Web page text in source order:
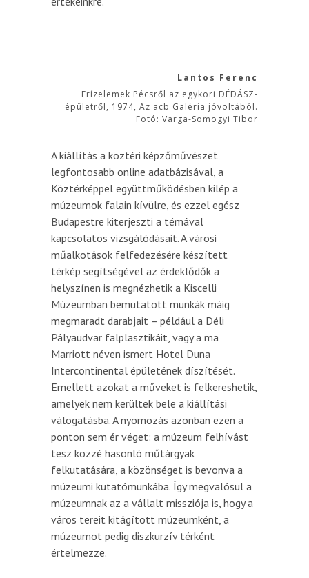
Lantos Ferenc
Frízelemek Pécsről az egykori DÉDÁSZ-
épületről, 1974, Az acb Galéria jóvoltából.
Fotó: Varga-Somogyi Tibor
A kiállítás a köztéri képzőművészet
legfontosabb online adatbázisával, a
Köztérképpel együttműködésben kilép a
múzeumok falain kívülre, és ezzel egész
Budapestre kiterjeszti a témával
kapcsolatos vizsgálódásait. A városi
műalkotások felfedezésére készített
térkép segítségével az érdeklődők a
helyszínen is megnézhetik a Kiscelli
Múzeumban bemutatott munkák máig
megmaradt darabjait – például a Déli
Pályaudvar falplasztikáit, vagy a ma
Marriott néven ismert Hotel Duna
Intercontinental épületének díszítését.
Emellett azokat a műveket is felkereshetik,
amelyek nem kerültek bele a kiállítási
válogatásba. A nyomozás azonban ezen a
ponton sem ér véget: a múzeum felhívást
tesz közzé hasonló műtárgyak
felkutatására, a közönséget is bevonva a
múzeumi kutatómunkába. Így megvalósul a
múzeumnak az a vállalt missziója is, hogy a
város tereit kitágított múzeumként, a
múzeumot pedig diszkurzív térként
értelmezze.